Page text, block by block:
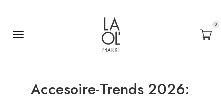
0
Accesoire-Trends 2026: